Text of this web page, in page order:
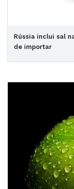
Rússia inclui sal
de importar